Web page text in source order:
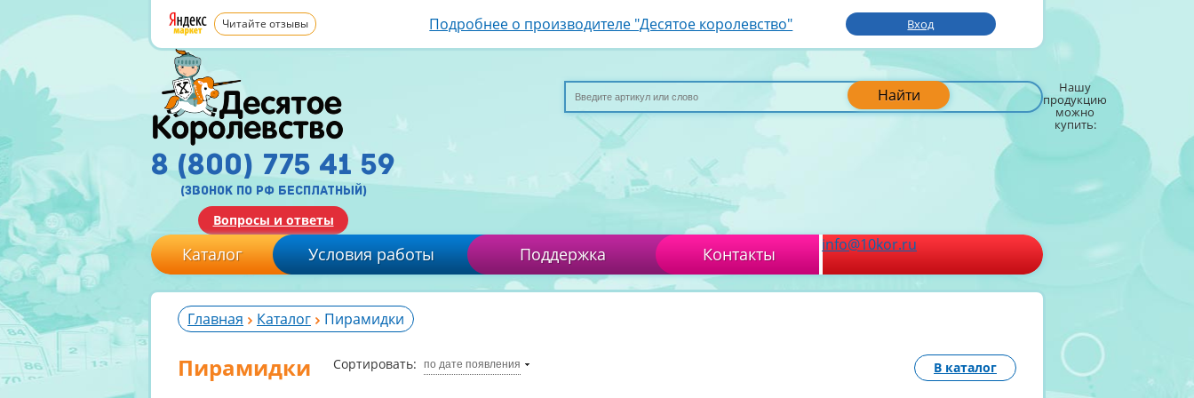
Читайте отзывы Подробнее о производителе "Десятое королевство" Вход
Найти Нашу
продукцию
можно
купить:
8 (800) 775 41 59
(звонок по рф бесплатный)
Вопросы и ответы
Каталог Условия работы Поддержка Контакты info@10kor.ru
Главная Каталог Пирамидки
Пирамидки Сортировать: по дате появления В каталог